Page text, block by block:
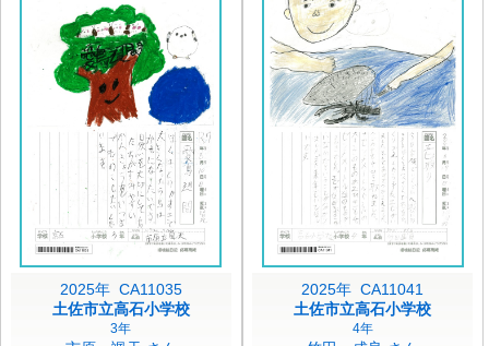
2025年 CA11035
土佐市立高石小学校
3年
2025年 CA11041
土佐市立高石小学校
4年